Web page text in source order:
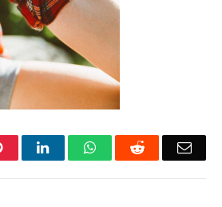
PinterestLinkedInWhatsAppReddit